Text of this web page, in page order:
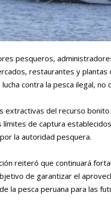
pesqueros,
restaurantes y
contra la pesca ilegal, no
extractivas del recurso
de captura
la autoridad pesquera.
reiteró que continuará
de garantizar el
la pesca peruana para las